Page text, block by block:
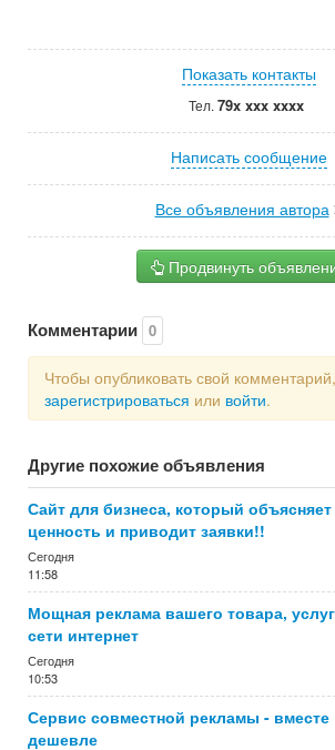
Показать контакты
Тел. 79x xxx xxxx
Написать сообщение
Все объявления автора
Продвинуть
Комментарии 0
Чтобы опубликовать свой
зарегистрироваться или войти.
Другие похожие объявления
Сайт для бизнеса, который объясняет
ценность и приводит заявки!!
Сегодня
11:58
Мощная реклама вашего товара,
сети интернет
Сегодня
10:53
Сервис совместной рекламы - вместе
дешевле